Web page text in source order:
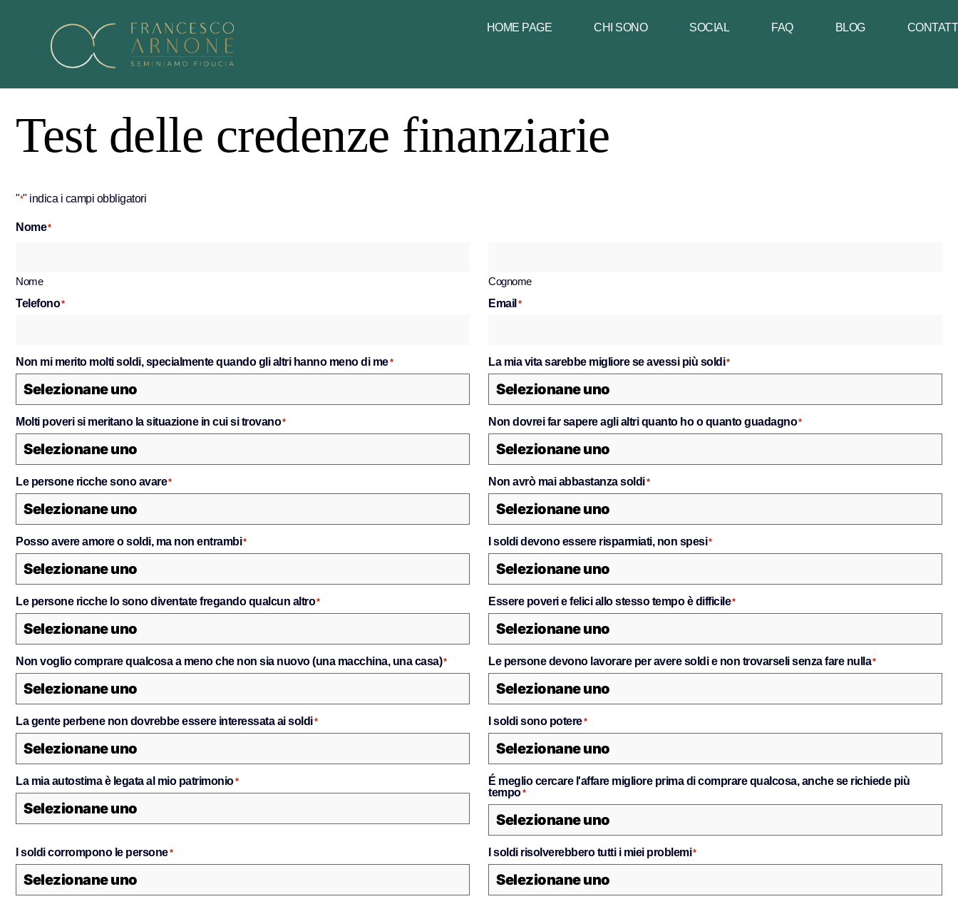
HOME PAGE CHI SONO SOCIAL FAQ BLOG
Test delle credenze finanziarie
"*" indica i campi obbligatori
Nome*
Nome
Cognome
Telefono* Email *
Non mi merito molti soldi, specialmente quando gli altri hanno meno di me* La mia vita sarebbe migliore se avessi più soldi*
Molti poveri si meritano la situazione in cui si trovano* Non dovrei far sapere agli altri quanto ho o quanto guadagno*
Le persone ricche sono avare* Non avrò mai abbastanza soldi*
Posso avere amore o soldi, ma non entrambi* I soldi devono essere risparmiati, non spesi*
Le persone ricche lo sono diventate fregando qualcun altro* Essere poveri e felici allo stesso tempo è difficile*
Non voglio comprare qualcosa a meno che non sia nuovo (una macchina, una casa)* Le persone devono lavorare per avere soldi e non trovarseli senza fare nulla*
La gente perbene non dovrebbe essere interessata ai soldi* I soldi sono potere*
La mia autostima è legata al mio patrimonio*
É meglio cercare l'affare migliore prima di comprare qualcosa, anche se richiede più
tempo*
I soldi corrompono le persone* I soldi risolverebbero tutti i miei problemi*